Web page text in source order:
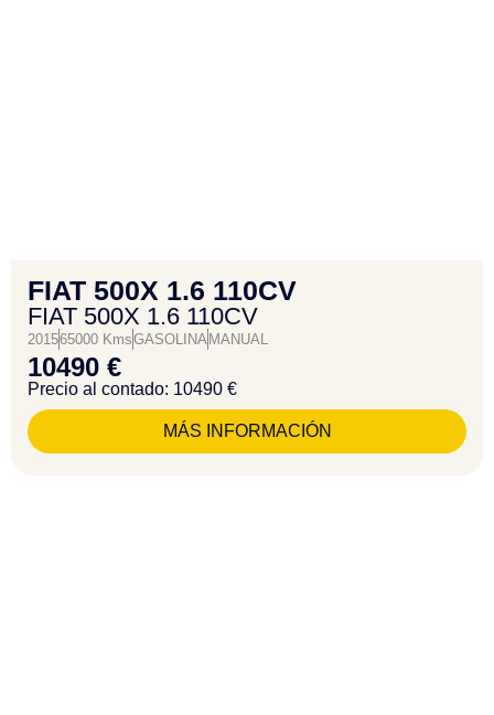
FIAT 500X 1.6 110CV
FIAT 500X 1.6 110CV
201565000 KmsGASOLINA MANUAL
10490 €
Precio al contado: 10490 €
MÁS INFORMACIÓN